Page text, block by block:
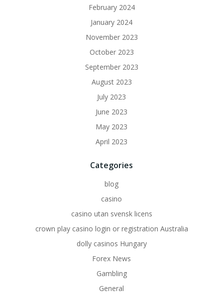
February 2024
January 2024
November 2023
October 2023
September 2023
August 2023
July 2023
June 2023
May 2023
April 2023
Categories
blog
casino
casino utan svensk licens
crown play casino login or registration Australia
dolly casinos Hungary
Forex News
Gambling
General